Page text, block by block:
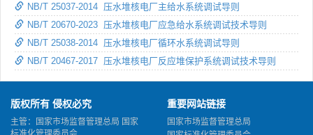
NB/T 25037-2014 压水堆核电厂主给水系统调试导则
NB/T 20670-2023 压水堆核电厂应急给水系统调试技术导则
NB/T 25038-2014 压水堆核电厂循环水系统调试导则
NB/T 20467-2017 压水堆核电厂反应堆保护系统调试技术导则
版权所有 侵权必究
主管：国家市场监督管理总局 国家
重要网站链接
国家市场监督管理总局